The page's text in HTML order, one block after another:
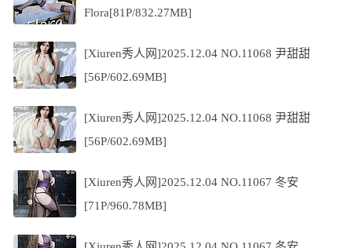
Flora[81P/832.27MB]
[Xiuren秀人网]2025.12.04 NO.11068 尹甜甜
[56P/602.69MB]
[Xiuren秀人网]2025.12.04 NO.11068 尹甜甜
[56P/602.69MB]
[Xiuren秀人网]2025.12.04 NO.11067 冬安
[71P/960.78MB]